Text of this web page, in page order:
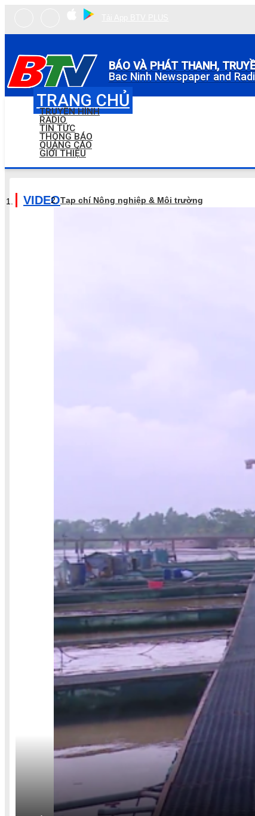
BÁO VÀ PHÁT THANH,
Bac Ninh Newspaper and
TRANG CHỦ
TRUYỀN HÌNH
RADIO
TIN TỨC
THÔNG BÁO
QUẢNG CÁO
GIỚI THIỆU
VIDEOTạp chí Nông nghiệp & Môi trường